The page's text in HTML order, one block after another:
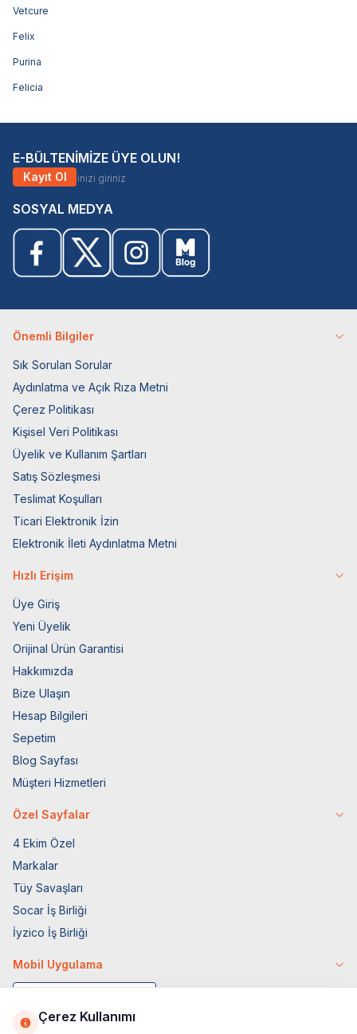
Vetcure
Felix
Purina
Felicia
E-BÜLTENİMİZE ÜYE OLUN!
Kayıt Ol
SOSYAL MEDYA
Önemli Bilgiler
Sık Sorulan Sorular
Aydınlatma ve Açık Rıza Metni
Çerez Politikası
Kişisel Veri Politikası
Üyelik ve Kullanım Şartları
Satış Sözleşmesi
Teslimat Koşulları
Ticari Elektronik İzin
Elektronik İleti Aydınlatma Metni
Hızlı Erişim
Üye Giriş
Yeni Üyelik
Orijinal Ürün Garantisi
Hakkımızda
Bize Ulaşın
Hesap Bilgileri
Sepetim
Blog Sayfası
Müşteri Hizmetleri
Özel Sayfalar
4 Ekim Özel
Markalar
Tüy Savaşları
Socar İş Birliği
İyzico İş Birliği
Mobil Uygulama
Çerez Kullanımı